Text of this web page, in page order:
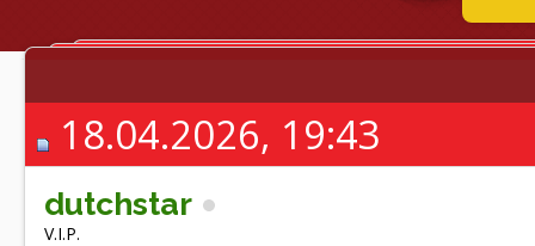
18.04.2026, 19:43
dutchstar
V.I.P.